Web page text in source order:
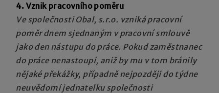
4. Vznik pracovního poměru
Ve společnosti Obal, s.r.o. vzniká pracovní
poměr dnem sjednaným v pracovní smlouvě
jako den nástupu do práce. Pokud zaměstnanec
do práce nenastoupí, aniž by mu v tom bránily
nějaké překážky, případně nejpozději do týdne
neuvědomí jednatelku společnosti